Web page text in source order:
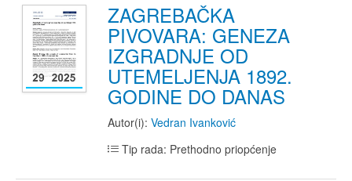
ZAGREBAČKA
PIVOVARA: GENEZA
IZGRADNJE OD
UTEMELJENJA 1892.
GODINE DO DANAS
Autor(i): Vedran Ivanković
Tip rada: Prethodno priopćenje